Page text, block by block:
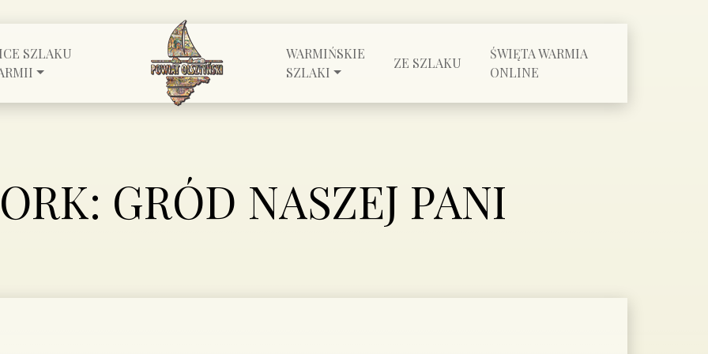
SZLAKU
WARMIŃSKIE
SZLAKI
ZE SZLAKU
ŚWIĘTA WARMIA
ONLINE
GRÓD NASZEJ PANI